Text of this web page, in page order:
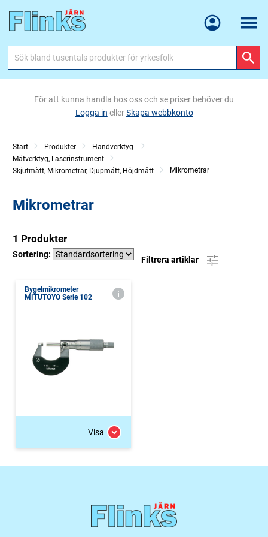
Meny
För att kunna handla hos oss och se priser behöver du
Logga in ellerSkapa webbkonto
Start Produkter
Handverktyg
Mätverktyg, Laserinstrument
Skjutmått, Mikrometrar, Djupmått, Höjdmått
Mikrometrar
Mikrometrar
1 Produkter
Sortering:
Filtrera artiklar
Bygelmikrometer
MITUTOYO Serie 102
Visa